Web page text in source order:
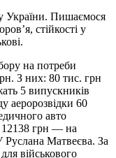
України. Пишаємося
стійкості у
на потреби
З них: 80 тис. грн
5 випускників
аеророзвідки 60
авто
12138 грн — на
Матвеєва. За
військового